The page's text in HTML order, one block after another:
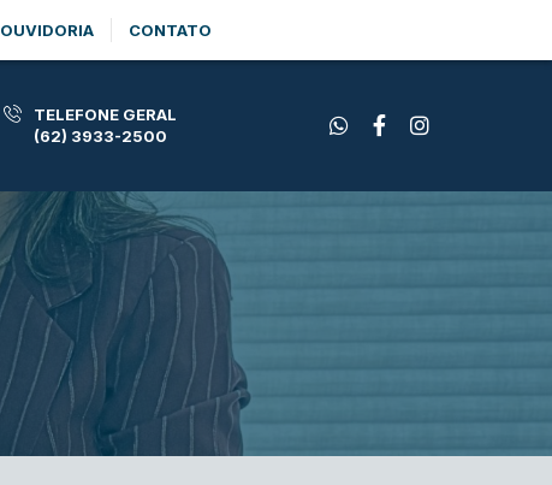
OUVIDORIA CONTATO
TELEFONE GERAL
(62) 3933-2500